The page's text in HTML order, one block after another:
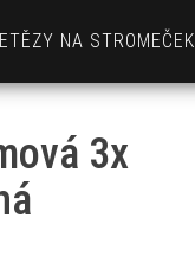
NA STROMEČEK
3x